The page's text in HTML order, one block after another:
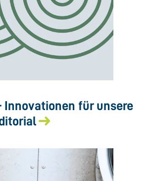
Innovationen für unsere